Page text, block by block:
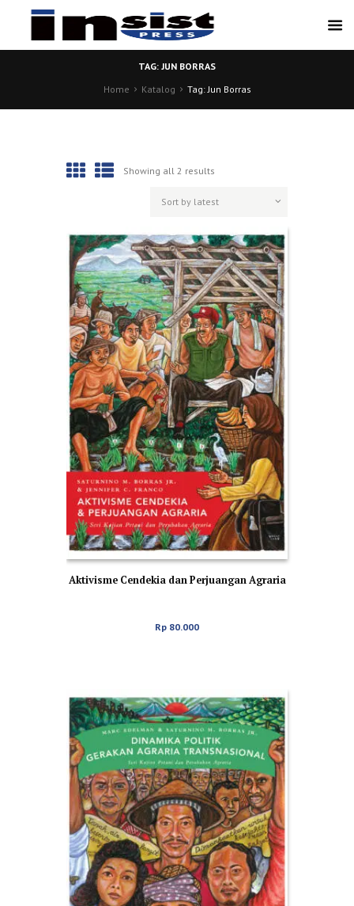
TAG: JUN BORRAS
Home
Katalog Tag: Jun Borras
Showing all 2 results
Aktivisme Cendekia dan Perjuangan Agraria
Rp 80.000